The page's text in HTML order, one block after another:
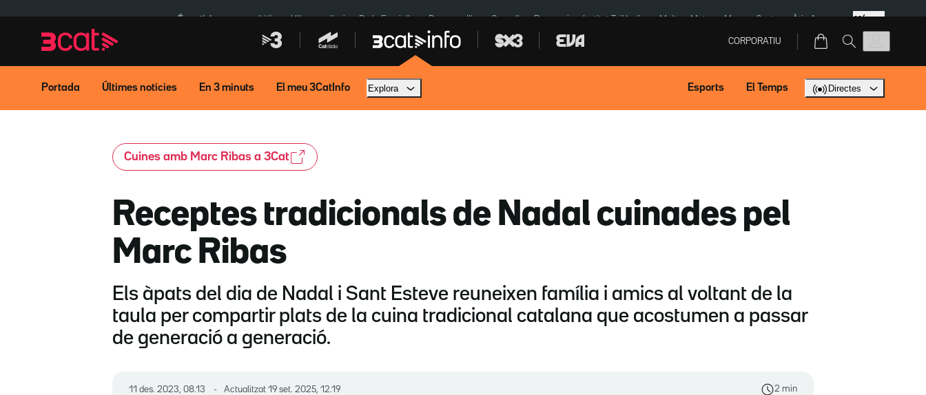
navegació
principal
contingut
És notícia: Itàlia Ulleres eclipsi De la Espriella Dos anys Illa Granollers Paraguai Institut Tailàndia Multa a Meta Menors Ceuta Àtic Ayuso Més
CORPORATIU
Portada Últimes notícies En 3 minuts El meu 3CatInfo Explora Esports El Temps Directes
Cuines amb Marc Ribas a 3Cat
Receptes tradicionals de Nadal cuinades pel
Marc Ribas
Els àpats del dia de Nadal i Sant Esteve reuneixen família i amics al voltant de la
taula per compartir plats de la cuina tradicional catalana que acostumen a passar
de generació a generació.
11 des. 2023, 08.13 Actualitzat 19 set. 2025, 12.19 2 min